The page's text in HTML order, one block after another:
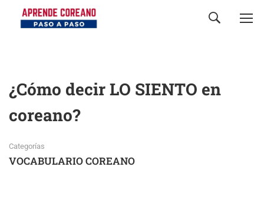
¿Cómo decir LO SIENTO en
coreano?
Categorías
VOCABULARIO COREANO